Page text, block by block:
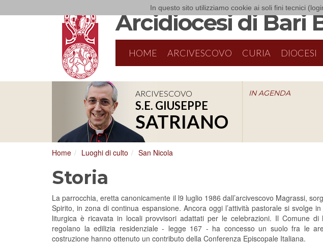
In questo sito utilizziamo cookie ai soli fini tecnici
Arcidiocesi di Bari
HOME ARCIVESCOVO CURIA DIOCESI
ARCIVESCOVO
S.E. GIUSEPPE
SATRIANO
IN AGENDA
Home Luoghi di culto San Nicola
Storia
La parrocchia, eretta canonicamente il l9 luglio 1986 dall’arcivescovo Magrassi,
Spirito, in zona di continua espansione. Ancora oggi l’attività pastorale si svolge
liturgica è ricavata in locali provvisori adattati per le celebrazioni. Il Comune di
regolano la edilizia residenziale - legge 167 - ha concesso un suolo fra le
costruzione hanno ottenuto un contributo della Conferenza Episcopale Italiana.